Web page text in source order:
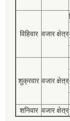
विहिवार वजार क्षेत्र
शुक्रवार वजार क्षेत्र
शनिवार वजार क्षेत्र